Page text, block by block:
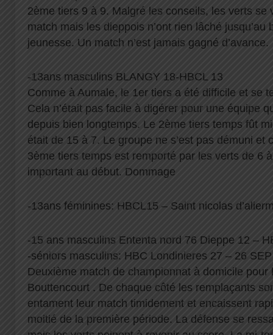
2ème tiers 9 à 9. Malgré les conseils, les verts se
match mais les dieppois n’ont rien lâché jusqu’au
jeunesse. Un match n’est jamais gagné d’avance.
-13ans masculins BLANGY 18-HBCL 13
Comme à Aumale, le 1er tiers a été difficile et se
Cela n’était pas facile à digérer pour une équipe
depuis bien longtemps. Le 2ème tiers temps fût
était de 15 à 7. Le groupe ne s’est pas démuni et
3ème tiers temps est remporté par les verts de 6
important au début. Dommage
-13ans féminines: HBCL15 – Saint nicolas
-15 ans masculins Ententa nord 76 Dieppe 12 –
-séniors masculins: HBC Londinieres 27 – 26
Deuxième match de championnat à domicile pour
Bouttencourt . De chaque côté les remplaçants
entament leur match timidement et encaissent
moitié de la première période. La défense se